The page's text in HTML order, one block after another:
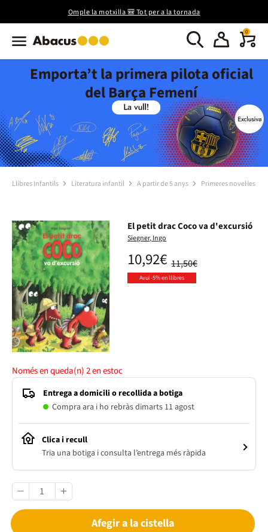
Omple la motxilla 🎒 Tot per a la tornada
0
Emporta’t la primera pilota oficial
del Barça Femení
Llibres Infantils Literatura infantil A partir de 5 anys Primeres novel·les
El petit drac Coco va d'excursió
Siegner, Ingo
11,50€
10,92€
Avui -5% en llibres
Només en queda(n)2en estoc
Entrega a domicili o recollida a botiga
Compra ara i ho rebràs dimarts 11 agost
Clica i recull
Tria una botiga i consulta l’entrega més ràpida
Afegir a la cistella